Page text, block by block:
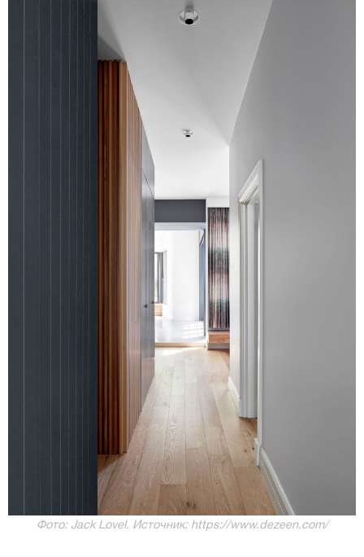
Фото: Jack Lovel. Источник: https://www.dezeen.com/